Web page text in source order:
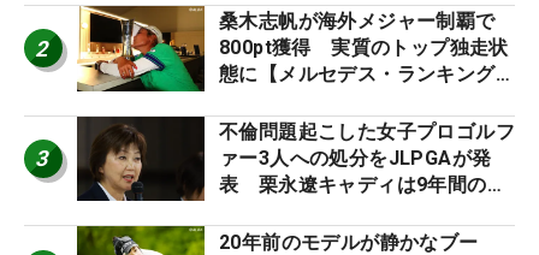
2
桑木志帆が海外メジャー制覇で
800pt獲得 実質のトップ独走状
態に【メルセデス・ランキング番
3
不倫問題起こした女子プロゴルフ
ァー3人への処分をJLPGAが発
表 栗永遼キャディは9年間の立
20年前のモデルが静かなブー